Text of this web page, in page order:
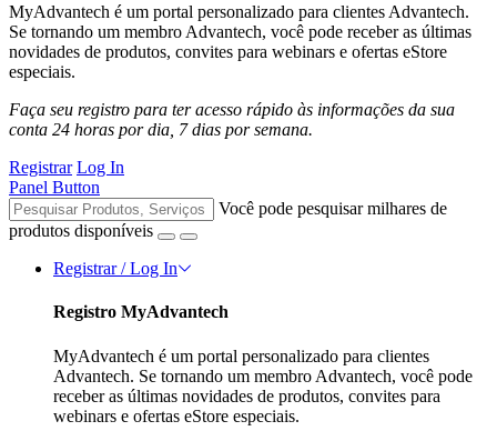
MyAdvantech é um portal personalizado para clientes Advantech.
Se tornando um membro Advantech, você pode receber as últimas
novidades de produtos, convites para webinars e ofertas eStore
especiais.
Faça seu registro para ter acesso rápido às informações da sua
conta 24 horas por dia, 7 dias por semana.
Registrar Log In
Panel Button
Você pode pesquisar milhares de
produtos disponíveis
Registrar / Log In
Registro MyAdvantech
MyAdvantech é um portal personalizado para clientes
Advantech. Se tornando um membro Advantech, você pode
receber as últimas novidades de produtos, convites para
webinars e ofertas eStore especiais.